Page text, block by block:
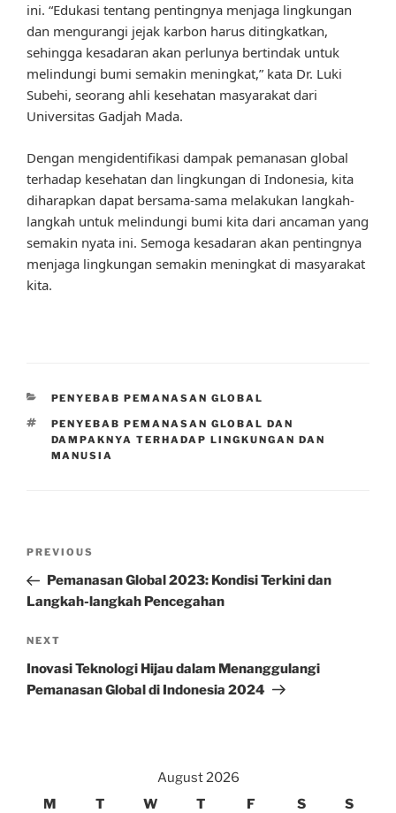
ini. “Edukasi tentang pentingnya menjaga lingkungan
dan mengurangi jejak karbon harus ditingkatkan,
sehingga kesadaran akan perlunya bertindak untuk
melindungi bumi semakin meningkat,” kata Dr. Luki
Subehi, seorang ahli kesehatan masyarakat dari
Universitas Gadjah Mada.
Dengan mengidentifikasi dampak pemanasan global
terhadap kesehatan dan lingkungan di Indonesia, kita
diharapkan dapat bersama-sama melakukan langkah-
langkah untuk melindungi bumi kita dari ancaman yang
semakin nyata ini. Semoga kesadaran akan pentingnya
menjaga lingkungan semakin meningkat di masyarakat
kita.
CATEGORIES
PENYEBAB PEMANASAN GLOBAL
TAGS
PENYEBAB PEMANASAN GLOBAL DAN
DAMPAKNYA TERHADAP LINGKUNGAN DAN
MANUSIA
Previous
Post
PREVIOUS
Pemanasan Global 2023: Kondisi Terkini dan
Langkah-langkah Pencegahan
Next
Post
NEXT
Inovasi Teknologi Hijau dalam Menanggulangi
Pemanasan Global di Indonesia 2024
August 2026
M
T W T F S S